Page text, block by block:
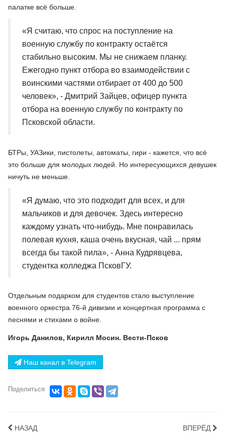
палатке всё больше.
«Я считаю, что спрос на поступление на
военную службу по контракту остаётся
стабильно высоким. Мы не снижаем планку.
Ежегодно пункт отбора во взаимодействии с
воинскими частями отбирает от 400 до 500
человек», - Дмитрий Зайцев, офицер пункта
отбора на военную службу по контракту по
Псковской области.
БТРы, УАЗики, пистолеты, автоматы, гири - кажется, что всё
это больше для молодых людей. Но интересующихся девушек
ничуть не меньше.
«Я думаю, что это подходит для всех, и для
мальчиков и для девочек. Здесь интересно
каждому узнать что-нибудь. Мне понравилась
полевая кухня, каша очень вкусная, чай ... прям
всегда бы такой пила», - Анна Кудрявцева,
студентка колледжа ПсковГУ.
Отдельным подарком для студентов стало выступление
военного оркестра 76-й дивизии и концертная программа с
песнями и стихами о войне.
Игорь Данилов, Кирилл Мосин. Вести-Псков
Наш канал в Telegram
Поделиться
НАЗАД ВПЕРЁД